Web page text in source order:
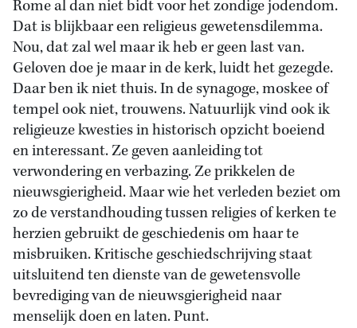
Rome al dan niet bidt voor het zondige jodendom.
Dat is blijkbaar een religieus gewetensdilemma.
Nou, dat zal wel maar ik heb er geen last van.
Geloven doe je maar in de kerk, luidt het gezegde.
Daar ben ik niet thuis. In de synagoge, moskee of
tempel ook niet, trouwens. Natuurlijk vind ook ik
religieuze kwesties in historisch opzicht boeiend
en interessant. Ze geven aanleiding tot
verwondering en verbazing. Ze prikkelen de
nieuwsgierigheid. Maar wie het verleden beziet om
zo de verstandhouding tussen religies of kerken te
herzien gebruikt de geschiedenis om haar te
misbruiken. Kritische geschiedschrijving staat
uitsluitend ten dienste van de gewetensvolle
bevrediging van de nieuwsgierigheid naar
menselijk doen en laten. Punt.